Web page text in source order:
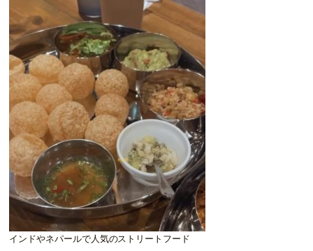
インドやネパールで人気のストリートフード